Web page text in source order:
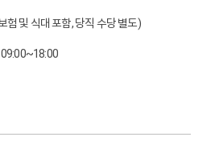
험 및 식대 포함, 당직 수당 별도)
09:00~18:00